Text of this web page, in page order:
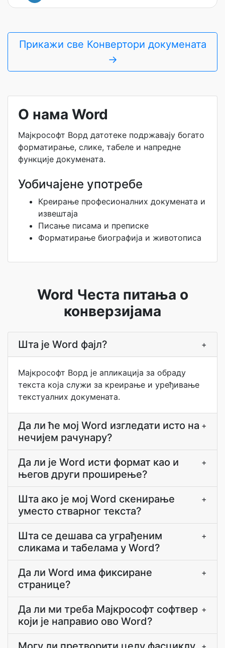
Прикажи све Конвертори докумената
→
О нама Word
Мајкрософт Ворд датотеке подржавају богато
форматирање, слике, табеле и напредне
функције докумената.
Уобичајене употребе
Креирање професионалних докумената и
извештаја
Писање писама и преписке
Форматирање биографија и животописа
Word Честа питања о
конверзијама
Шта је Word фајл? +
Мајкрософт Ворд је апликација за обраду
текста која служи за креирање и уређивање
текстуалних докумената.
Да ли ће мој Word изгледати исто на
нечијем рачунару?
+
Да ли је Word исти формат као и
његов други проширење?
+
Шта ако је мој Word скенирање
уместо стварног текста?
+
Шта се дешава са уграђеним
сликама и табелама у Word?
+
Да ли Word има фиксиране
странице?
+
Да ли ми треба Мајкрософт софтвер
који је направио ово Word?
+
+